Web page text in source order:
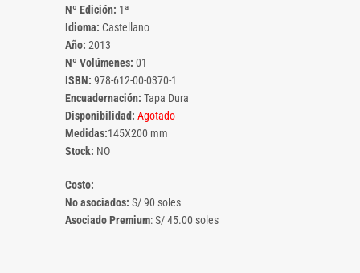
Nº Edición: 1ª
Idioma: Castellano
Año: 2013
Nº Volúmenes: 01
ISBN:978-612-00-0370-1
Encuadernación: Tapa Dura
Disponibilidad: Agotado
Medidas:145X200 mm
Stock: NO
Costo:
No asociados:S/ 90 soles
Asociado Premium: S/ 45.00 soles